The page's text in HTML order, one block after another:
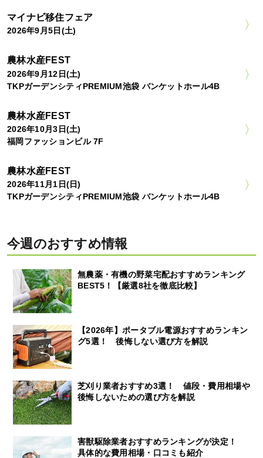
マイナビ移住フェア
2026年9月5日(土)
農林水産FEST
2026年9月12日(土)
TKPガーデンシティPREMIUM池袋 バンケットホール4B
農林水産FEST
2026年10月3日(土)
福岡ファッションビル 7F
農林水産FEST
2026年11月1日(日)
TKPガーデンシティPREMIUM池袋 バンケットホール4B
今週のおすすめ情報
無農薬・有機の野菜宅配おすすめランキング
BEST5！【厳選8社を徹底比較】
【2026年】ポータブル電源おすすめランキン
グ5選！ 後悔しない選び方を解説
芝刈り業者おすすめ3選！ 値段・費用相場や
後悔しないための選び方を解説
害獣駆除業者おすすめランキングが決定！
具体的な費用相場・口コミも紹介